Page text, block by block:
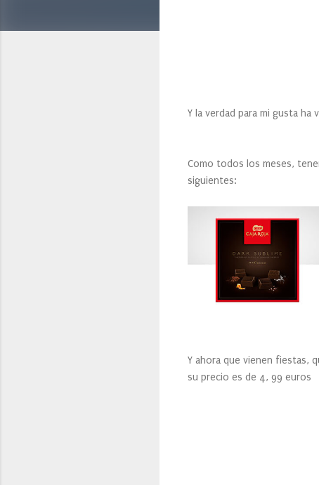
Y la verdad para mi gusta ha
Como todos los meses,
siguientes:
Y ahora que vienen fiestas,
su precio es de 4, 99 euros